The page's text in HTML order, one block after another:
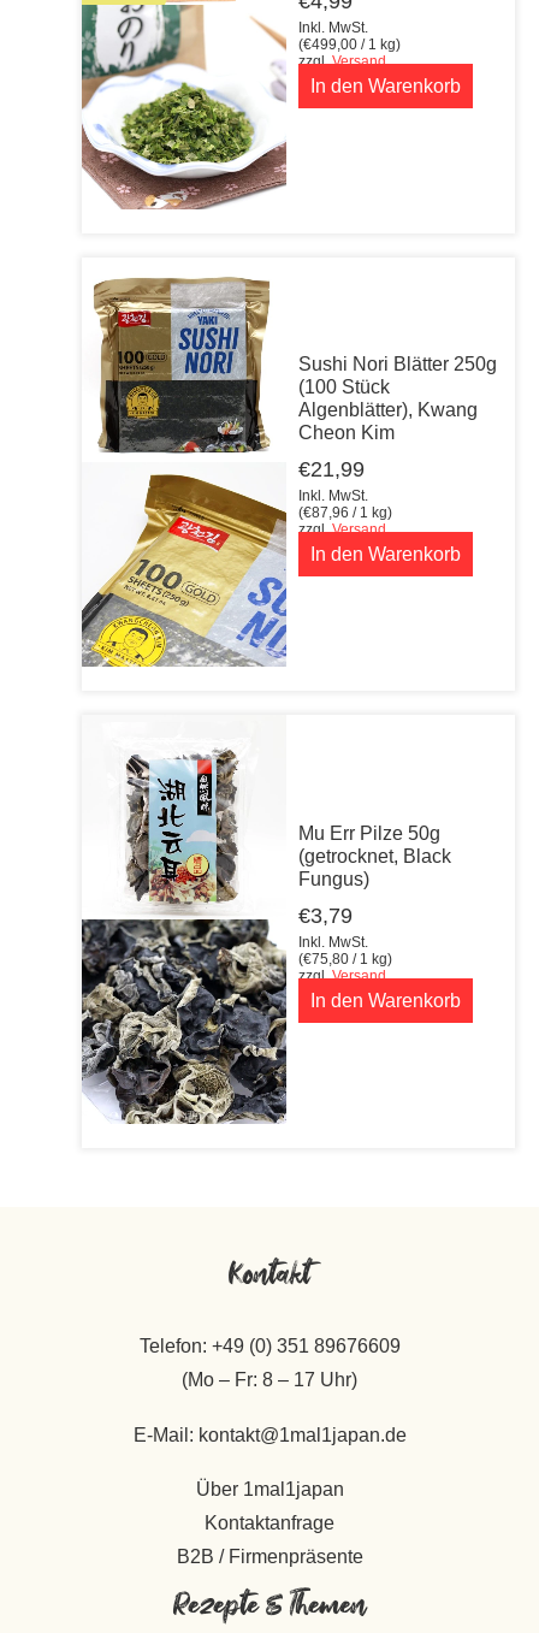
Inkl. MwSt.
(€499,00 / 1 kg)
zzgl.Versand
In den Warenkorb
Sushi Nori Blätter 250g
(100 Stück
Algenblätter), Kwang
Cheon Kim
€21,99
Inkl. MwSt.
(€87,96 / 1 kg)
zzgl.Versand
In den Warenkorb
Mu Err Pilze 50g
(getrocknet, Black
Fungus)
€3,79
Inkl. MwSt.
(€75,80 / 1 kg)
zzgl.Versand
In den Warenkorb
Kontakt
Telefon: +49 (0) 351 89676609
(Mo – Fr: 8 – 17 Uhr)
E-Mail: kontakt@1mal1japan.de
Über 1mal1japan
Kontaktanfrage
B2B / Firmenpräsente
Rezepte & Themen